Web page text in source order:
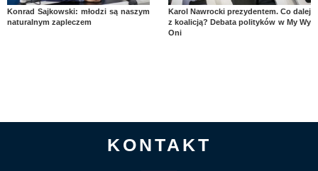
Konrad Sajkowski: młodzi są naszym
naturalnym zapleczem
Karol Nawrocki prezydentem. Co dalej
z koalicją? Debata polityków w My Wy
Oni
KONTAKT